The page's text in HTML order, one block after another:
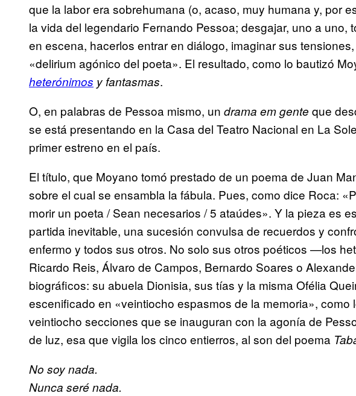
que la labor era sobrehumana (o, acaso, muy humana y, por
la vida del legendario Fernando Pessoa; desgajar, uno a uno,
en escena, hacerlos entrar en diálogo, imaginar sus
«delirium agónico del poeta». El resultado, como lo bautizó
heterónimos y fantasmas.
O, en palabras de Pessoa mismo, un drama em gente que
se está presentando en la Casa del Teatro Nacional en La
primer estreno en el país.
El título, que Moyano tomó prestado de un poema de Juan
sobre el cual se ensambla la fábula. Pues, como dice Roca:
morir un poeta / Sean necesarios / 5 ataúdes». Y la pieza es
partida inevitable, una sucesión convulsa de recuerdos y
enfermo y todos sus otros. No solo sus otros poéticos —los
Ricardo Reis, Álvaro de Campos, Bernardo Soares o
biográficos: su abuela Dionisia, sus tías y la misma Ofélia
escenificado en «veintiocho espasmos de la memoria», como
veintiocho secciones que se inauguran con la agonía de
de luz, esa que vigila los cinco entierros, al son del poema
No soy nada.
Nunca seré nada.